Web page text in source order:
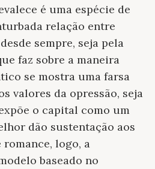
é uma espécie de
relação entre
sempre, seja pela
faz sobre a maneira
se mostra uma farsa
valores da opressão, seja
o capital como um
dão sustentação aos
romance, logo, a
baseado no